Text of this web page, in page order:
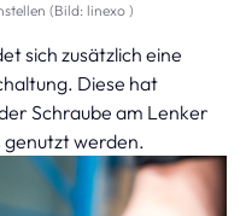
(Bild: linexo )
sich zusätzlich eine
Diese hat
Schraube am Lenker
genutzt werden.